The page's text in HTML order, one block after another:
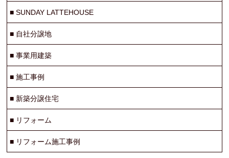
■SUNDAY LATTEHOUSE
■ 自社分譲地
■事業用建築
■施工事例
■ 新築分譲住宅
■ リフォーム
■ リフォーム施工事例